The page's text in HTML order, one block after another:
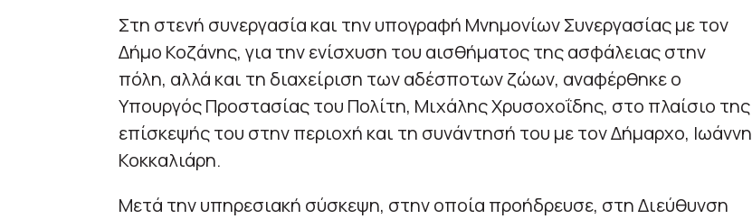
Στη στενή συνεργασία και την υπογραφή Μνημονίων Συνεργασίας με τον
Δήμο Κοζάνης, για την ενίσχυση του αισθήματος της ασφάλειας στην
πόλη, αλλά και τη διαχείριση των αδέσποτων ζώων, αναφέρθηκε ο
Υπουργός Προστασίας του Πολίτη, Μιχάλης Χρυσοχοΐδης, στο πλαίσιο της
επίσκεψής του στην περιοχή και τη συνάντησή του με τον Δήμαρχο, Ιωάννη
Κοκκαλιάρη.
Μετά την υπηρεσιακή σύσκεψη, στην οποία προήδρευσε, στη Διεύθυνση